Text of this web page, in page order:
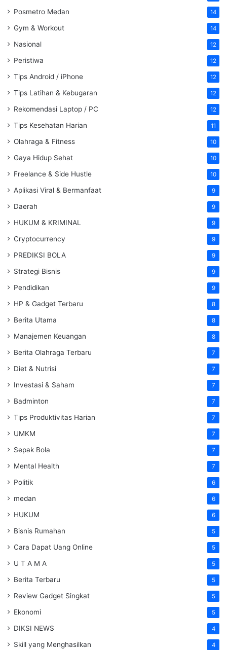
Posmetro Medan 14
Gym & Workout 14
Nasional 12
Peristiwa 12
Tips Android / iPhone 12
Tips Latihan & Kebugaran 12
Rekomendasi Laptop / PC 12
Tips Kesehatan Harian 11
Olahraga & Fitness 10
Gaya Hidup Sehat 10
Freelance & Side Hustle 10
Aplikasi Viral & Bermanfaat 9
Daerah 9
HUKUM & KRIMINAL 9
Cryptocurrency 9
PREDIKSI BOLA 9
Strategi Bisnis 9
Pendidikan 9
HP & Gadget Terbaru 8
Berita Utama 8
Manajemen Keuangan 8
Berita Olahraga Terbaru 7
Diet & Nutrisi 7
Investasi & Saham 7
Badminton 7
Tips Produktivitas Harian 7
UMKM 7
Sepak Bola 7
Mental Health 7
Politik 6
medan 6
HUKUM 6
Bisnis Rumahan 5
Cara Dapat Uang Online 5
U T A M A 5
Berita Terbaru 5
Review Gadget Singkat 5
Ekonomi 5
DIKSI NEWS 4
Skill yang Menghasilkan 4